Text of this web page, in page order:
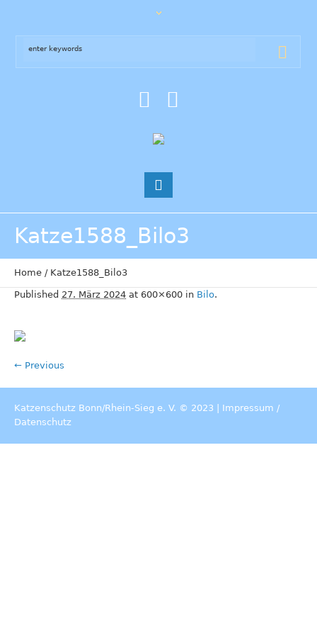
Katze1588_Bilo3
Home / Katze1588_Bilo3
Published 27. März 2024 at 600×600 in Bilo.
← Previous
Katzenschutz Bonn/Rhein-Sieg e. V. © 2023 | Impressum /
Datenschutz